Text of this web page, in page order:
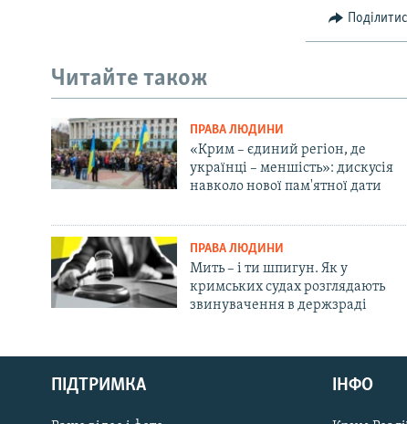
Русский
Qırımtatar
Читайте також
ПРАВА ЛЮДИНИ
«Крим – єдиний регіон, де
українці – меншість»: дискусія
навколо нової пам'ятної дати
ПРАВА ЛЮДИНИ
Мить – і ти шпигун. Як у
кримських судах розглядають
звинувачення в держзраді
ПІДТРИМКА ІНФО